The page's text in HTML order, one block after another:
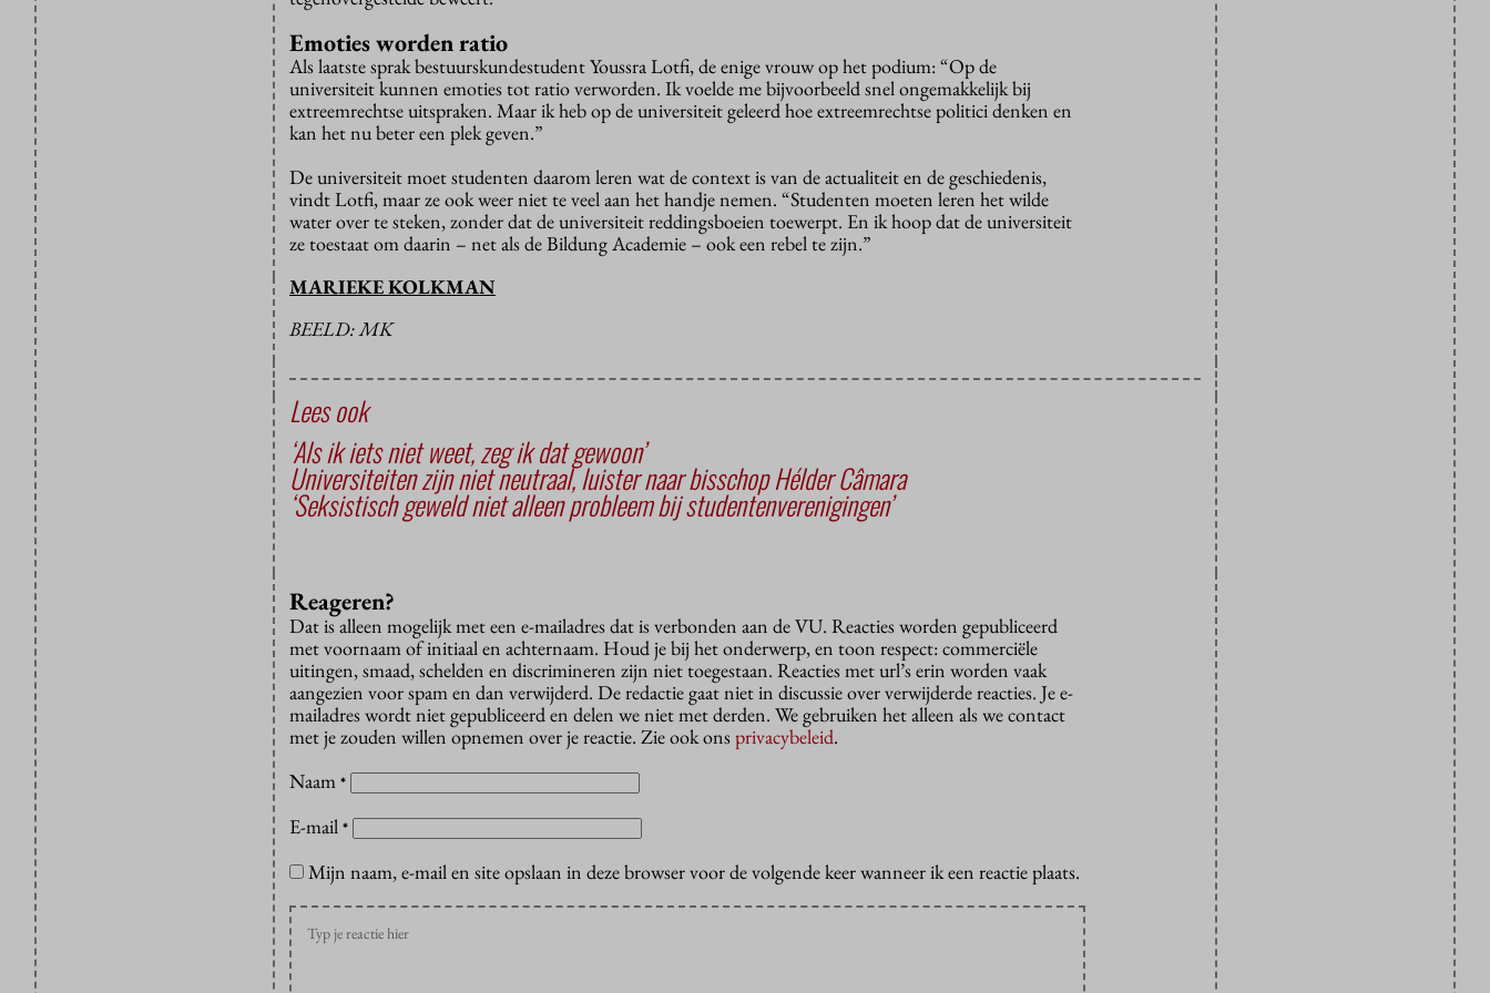
Emoties worden ratio
Als laatste sprak bestuurskundestudent Youssra Lotfi, de enige vrouw op het podium: “Op de
universiteit kunnen emoties tot ratio verworden. Ik voelde me bijvoorbeeld snel ongemakkelijk bij
extreemrechtse uitspraken. Maar ik heb op de universiteit geleerd hoe extreemrechtse politici denken en
kan het nu beter een plek geven.”
De universiteit moet studenten daarom leren wat de context is van de actualiteit en de geschiedenis,
vindt Lotfi, maar ze ook weer niet te veel aan het handje nemen. “Studenten moeten leren het wilde
water over te steken, zonder dat de universiteit reddingsboeien toewerpt. En ik hoop dat de universiteit
ze toestaat om daarin – net als de Bildung Academie – ook een rebel te zijn.”
MARIEKE KOLKMAN
BEELD: MK
Lees ook
‘Als ik iets niet weet, zeg ik dat gewoon’
Universiteiten zijn niet neutraal, luister naar bisschop Hélder Câmara
‘Seksistisch geweld niet alleen probleem bij studentenverenigingen’
Reageren?
Dat is alleen mogelijk met een e-mailadres dat is verbonden aan de VU. Reacties worden gepubliceerd
met voornaam of initiaal en achternaam. Houd je bij het onderwerp, en toon respect: commerciële
uitingen, smaad, schelden en discrimineren zijn niet toegestaan. Reacties met url’s erin worden vaak
aangezien voor spam en dan verwijderd. De redactie gaat niet in discussie over verwijderde reacties. Je e-
mailadres wordt niet gepubliceerd en delen we niet met derden. We gebruiken het alleen als we contact
met je zouden willen opnemen over je reactie. Zie ook onsprivacybeleid.
Naam *
E-mail *
Mijn naam, e-mail en site opslaan in deze browser voor de volgende keer wanneer ik een reactie plaats.